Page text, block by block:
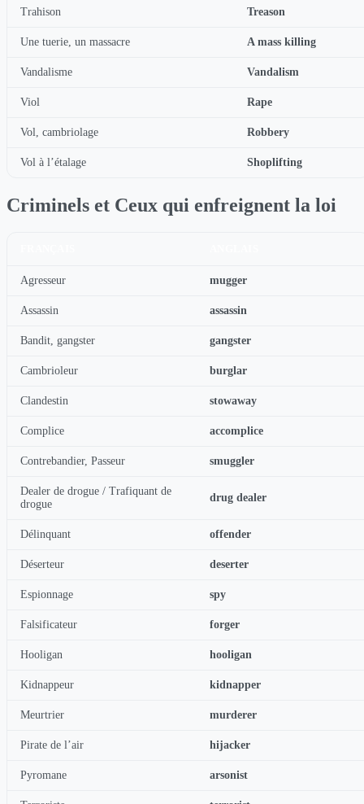
Trahison Treason
Une tuerie, un massacre A mass killing
Vandalisme Vandalism
Viol Rape
Vol, cambriolage Robbery
Vol à l’étalage Shoplifting
Criminels et Ceux qui enfreignent la loi
Agresseur mugger
Assassin assassin
Bandit, gangster gangster
Cambrioleur burglar
Clandestin stowaway
Complice accomplice
Contrebandier, Passeur smuggler
Dealer de drogue / Trafiquant de
drogue
drug dealer
Délinquant offender
Déserteur deserter
Espionnage spy
Falsificateur forger
Hooligan hooligan
Kidnappeur kidnapper
Meurtrier murderer
Pirate de l’air hijacker
Pyromane arsonist